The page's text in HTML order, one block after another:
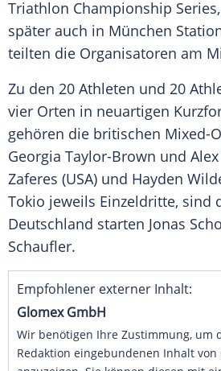
Triathlon Championship
später auch in München
teilten die Organisatoren am
Zu den 20 Athleten und 20
vier Orten in neuartigen
gehören die britischen Mixed-
Georgia Taylor-Brown und
Zaferes (USA) und Hayden
Tokio jeweils Einzeldritte, sind
Deutschland starten Jonas
Schaufler.
Empfohlener externer Inhalt:
Glomex GmbH
Wir benötigen Ihre Zustimmung, um
Redaktion eingebundenen Inhalt von